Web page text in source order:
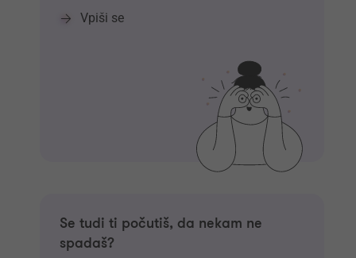
Vpiši se
Se tudi ti počutiš, da nekam ne
spadaš?